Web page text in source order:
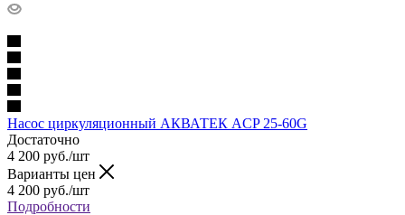
Насос циркуляционный АКВАТЕК ACP 25-60G
Достаточно
4 200 руб./шт
Варианты цен
4 200 руб./шт
Подробности